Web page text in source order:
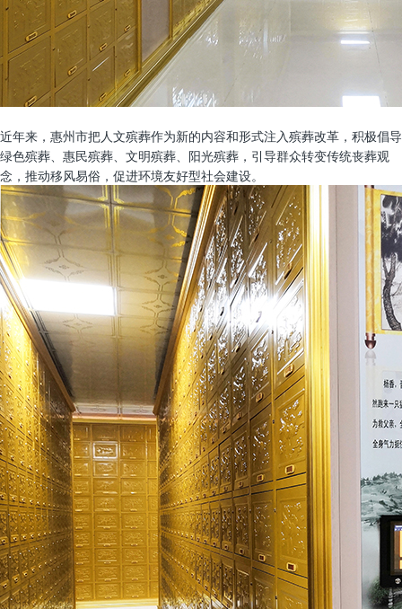
近年来，惠州市把人文殡葬作为新的内容和形式注入殡葬改革，积极倡导
绿色殡葬、惠民殡葬、文明殡葬、阳光殡葬，引导群众转变传统丧葬观
念，推动移风易俗，促进环境友好型社会建设。